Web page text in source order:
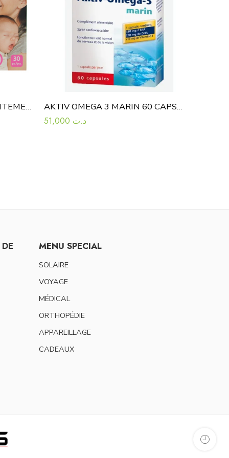
CHICCO TAMPONS D’ALLAITEMENT 30 SERVIETTES
AKTIV OMEGA 3 MARIN 60 CAPSULES
د.ت
MENU SPECIAL
SOLAIRE
VOYAGE
MÉDICAL
ORTHOPÉDIE
APPAREILLAGE
CADEAUX